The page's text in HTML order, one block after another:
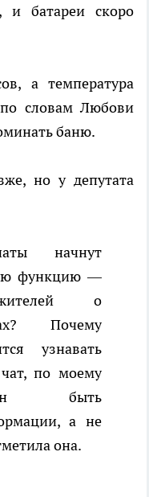
и батареи скоро
а температура
словам Любови
баню.
но у депутата
начнут
функцию —
о
Почему
узнавать
по моему
быть
а не
она.